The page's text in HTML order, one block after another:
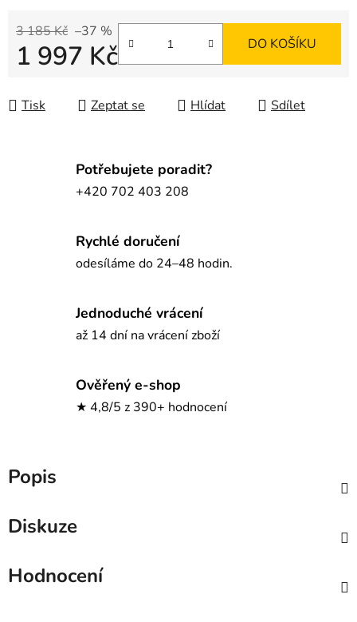
3 185 Kč –37 %
1 997 Kč DO KOŠÍKU
Tisk Zeptat se Hlídat Sdílet
Potřebujete poradit?
+420 702 403 208
Rychlé doručení
odesíláme do 24–48 hodin.
Jednoduché vrácení
až 14 dní na vrácení zboží
Ověřený e-shop
★ 4,8/5 z 390+ hodnocení
Popis
Diskuze
Hodnocení